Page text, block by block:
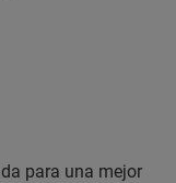
para una mejor